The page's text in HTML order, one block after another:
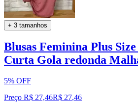
+ 3 tamanhos
Blusas Feminina Plus
Curta Gola redonda
5% OFF
Preço R$ 27,46R$ 27,46